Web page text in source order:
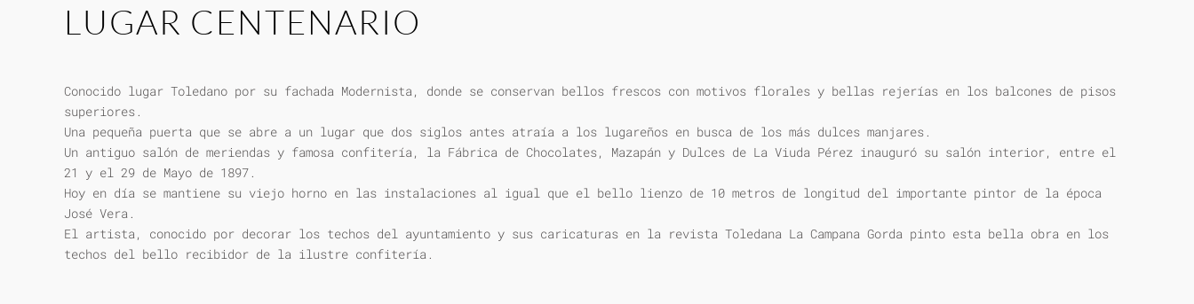
LUGAR CENTENARIO
Conocido lugar Toledano por su fachada Modernista, donde se conservan bellos frescos con motivos florales y bellas rejerías en los balcones de pisos
superiores.
Una pequeña puerta que se abre a un lugar que dos siglos antes atraía a los lugareños en busca de los más dulces manjares.
Un antiguo salón de meriendas y famosa confitería, la Fábrica de Chocolates, Mazapán y Dulces de La Viuda Pérez inauguró su salón interior, entre el
21 y el 29 de Mayo de 1897.
Hoy en día se mantiene su viejo horno en las instalaciones al igual que el bello lienzo de 10 metros de longitud del importante pintor de la época
José Vera.
El artista, conocido por decorar los techos del ayuntamiento y sus caricaturas en la revista Toledana La Campana Gorda pinto esta bella obra en los
techos del bello recibidor de la ilustre confitería.